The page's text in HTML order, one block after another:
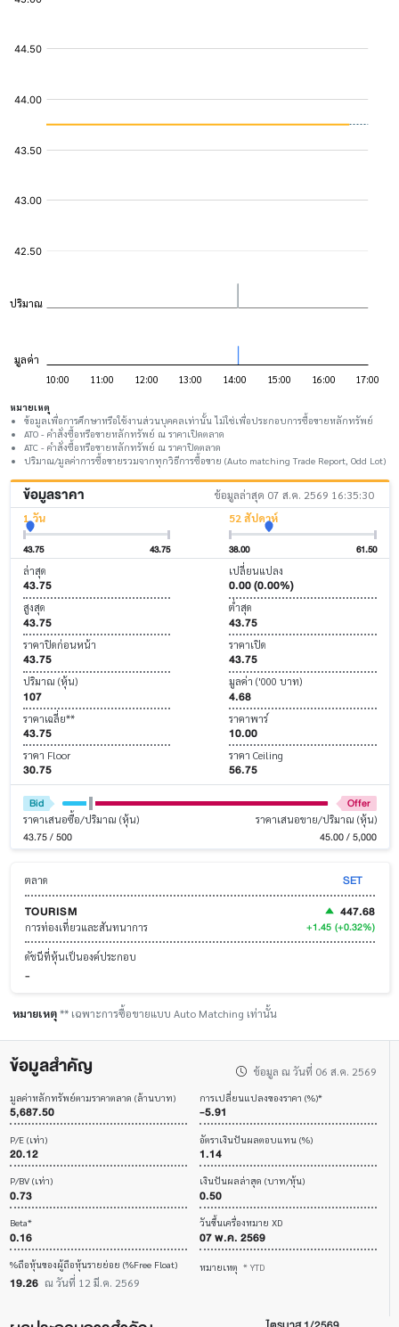
หมายเหตุ
ข้อมูลเพื่อการศึกษาหรือใช้งานส่วนบุคคลเท่านั้น ไม่ใช่เพื่อประกอบการซื้อขายหลักทรัพย์
ATO - คำสั่งซื้อหรือขายหลักทรัพย์ ณ ราคาเปิดตลาด
ATC - คำสั่งซื้อหรือขายหลักทรัพย์ ณ ราคาปิดตลาด
ปริมาณ/มูลค่าการซื้อขายรวมจากทุกวิธีการซื้อขาย (Auto matching Trade Report, Odd Lot)
ข้อมูลราคา
ข้อมูลล่าสุด 07 ส.ค. 2569 16:35:30
1 วัน
43.75 43.75
52 สัปดาห์
38.00 61.50
ล่าสุด
43.75
เปลี่ยนแปลง
0.00 (0.00%)
สูงสุด
43.75
ต่ำสุด
43.75
ราคาปิดก่อนหน้า
43.75
ราคาเปิด
43.75
ปริมาณ (หุ้น)
107
มูลค่า ('000 บาท)
4.68
ราคาเฉลี่ย**
43.75
ราคาพาร์
10.00
ราคา Floor
30.75
ราคา Ceiling
56.75
Bid Offer
ราคาเสนอซื้อ/ปริมาณ (หุ้น)
43.75 / 500
ราคาเสนอขาย/ปริมาณ (หุ้น)
45.00 / 5,000
ตลาด
SET
TOURISM
การท่องเที่ยวและสันทนาการ
447.68
+1.45 (+0.32%)
ดัชนีที่หุ้นเป็นองค์ประกอบ
-
หมายเหตุ** เฉพาะการซื้อขายแบบ Auto Matching เท่านั้น
ข้อมูลสำคัญ ข้อมูล ณ วันที่ 06 ส.ค. 2569
มูลค่าหลักทรัพย์ตามราคาตลาด (ล้านบาท)
5,687.50
การเปลี่ยนแปลงของราคา (%)*
-5.91
P/E (เท่า)
20.12
อัตราเงินปันผลตอบแทน (%)
1.14
P/BV (เท่า)
0.73
เงินปันผลล่าสุด (บาท/หุ้น)
0.50
Beta*
0.16
วันขึ้นเครื่องหมาย XD
07 พ.ค. 2569
%ถือหุ้นของผู้ถือหุ้นรายย่อย (%Free Float)
19.26 ณ วันที่ 12 มี.ค. 2569
หมายเหตุ * YTD